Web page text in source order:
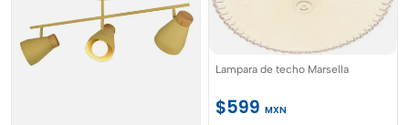
Lampara de techo Marsella
$599 MXN